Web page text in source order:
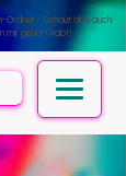
Ordner - Schaut also auch
mir gehört habt!